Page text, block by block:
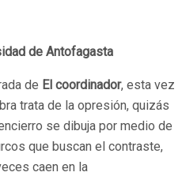
de Antofagasta
de El coordinador, esta vez
trata de la opresión, quizás
se dibuja por medio de
que buscan el contraste,
caen en la